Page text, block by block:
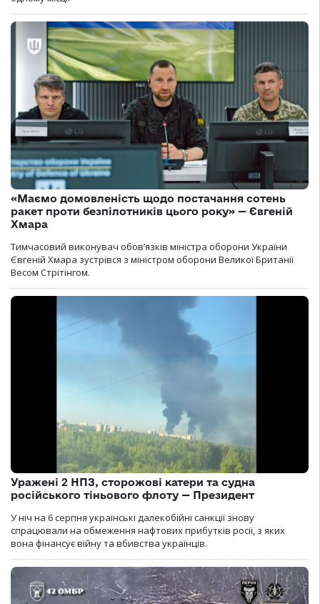
«Маємо домовленість щодо постачання сотень
ракет проти безпілотників цього року» — Євгеній
Хмара
Тимчасовий виконувач обов’язків міністра оборони України
Євгеній Хмара зустрівся з міністром оборони Великої Британії
Весом Стрітінгом.
Уражені 2 НПЗ, сторожові катери та судна
російського тіньового флоту — Президент
У ніч на 6 серпня українські далекобійні санкції знову
спрацювали на обмеження нафтових прибутків росії, з яких
вона фінансує війну та вбивства українців.